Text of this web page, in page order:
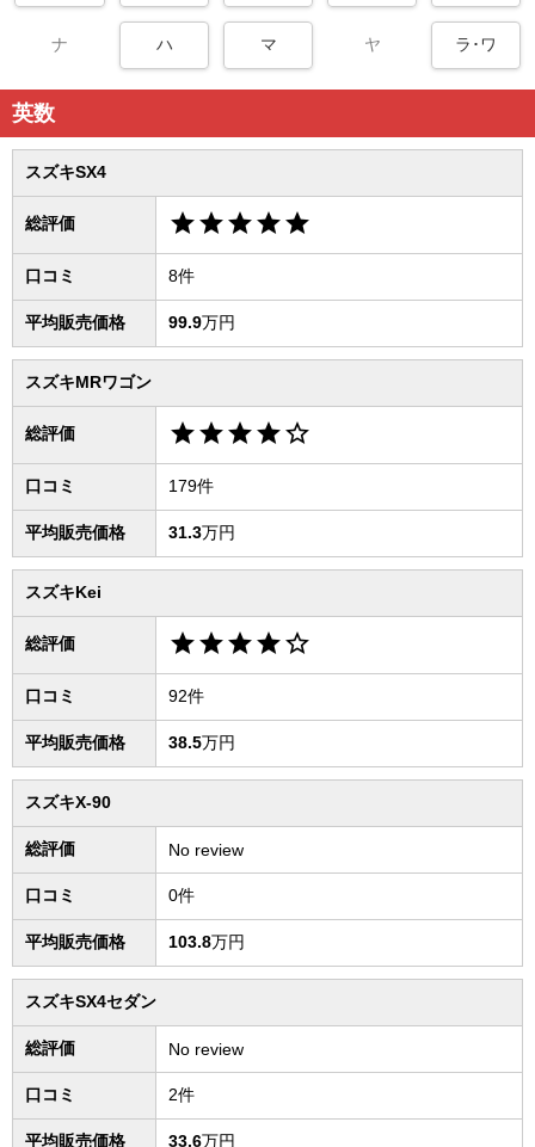
ナ ハ マ ヤ ラ･ワ
英数
スズキSX4
総評価 starstarstarstarstar
口コミ 8件
平均販売価格 99.9万円
スズキMRワゴン
総評価 starstarstarstarstar_border
口コミ 179件
平均販売価格 31.3万円
スズキKei
総評価 starstarstarstarstar_border
口コミ 92件
平均販売価格 38.5万円
スズキX-90
総評価 No review
口コミ 0件
平均販売価格 103.8万円
スズキSX4セダン
総評価 No review
口コミ 2件
平均販売価格 33.6万円